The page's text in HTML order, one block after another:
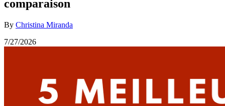
comparaison
By Christina Miranda
7/27/2026